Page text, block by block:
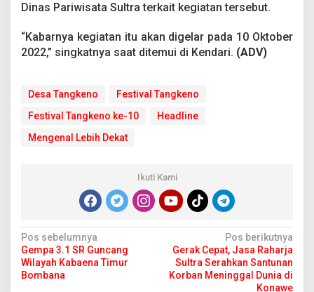
Dinas Pariwisata Sultra terkait kegiatan tersebut.
“Kabarnya kegiatan itu akan digelar pada 10 Oktober
2022,” singkatnya saat ditemui di Kendari. (ADV)
Desa Tangkeno
Festival Tangkeno
Festival Tangkeno ke-10
Headline
Mengenal Lebih Dekat
Ikuti Kami
N
a
v
Pos sebelumnya
Gempa 3.1 SR Guncang
Wilayah Kabaena Timur
Bombana
Pos berikutnya
Gerak Cepat, Jasa Raharja
Sultra Serahkan Santunan
Korban Meninggal Dunia di
Konawe